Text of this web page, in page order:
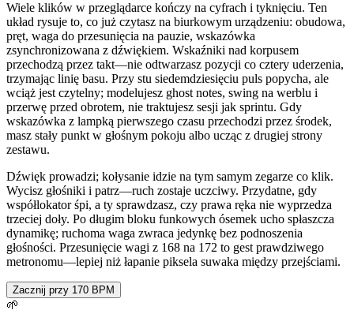
Wiele klików w przeglądarce kończy na cyfrach i tyknięciu. Ten
układ rysuje to, co już czytasz na biurkowym urządzeniu: obudowa,
pręt, waga do przesunięcia na pauzie, wskazówka
zsynchronizowana z dźwiękiem. Wskaźniki nad korpusem
przechodzą przez takt—nie odtwarzasz pozycji co cztery uderzenia,
trzymając linię basu. Przy stu siedemdziesięciu puls popycha, ale
wciąż jest czytelny; modelujesz ghost notes, swing na werblu i
przerwę przed obrotem, nie traktujesz sesji jak sprintu. Gdy
wskazówka z lampką pierwszego czasu przechodzi przez środek,
masz stały punkt w głośnym pokoju albo ucząc z drugiej strony
zestawu.
Dźwięk prowadzi; kołysanie idzie na tym samym zegarze co klik.
Wycisz głośniki i patrz—ruch zostaje uczciwy. Przydatne, gdy
współlokator śpi, a ty sprawdzasz, czy prawa ręka nie wyprzedza
trzeciej doły. Po długim bloku funkowych ósemek ucho spłaszcza
dynamikę; ruchoma waga zwraca jedynkę bez podnoszenia
głośności. Przesunięcie wagi z 168 na 172 to gest prawdziwego
metronomu—lepiej niż łapanie piksela suwaka między przejściami.
Zacznij przy 170 BPM
🌱